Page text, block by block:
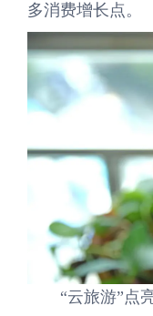
多消费增长点。
“云旅游”点亮